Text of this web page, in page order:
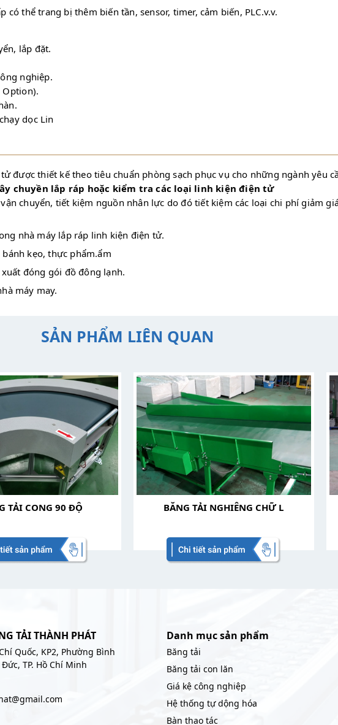
thể trang bị thêm biến tần, sensor, timer, cảm biến, PLC.v.v.
lắp đặt.
nghiệp.
Option).
dọc Lin
được thiết kế theo tiêu chuẩn phòng sạch phục vụ cho những ngành yêu
chuyền lắp ráp hoặc kiểm tra các loại linh kiện điện tử
chuyển, tiết kiệm nguồn nhân lực do đó tiết kiệm các loại chi phí giảm
nhà máy lắp ráp linh kiện điện tử.
kẹo, thực phẩm.ẩm
đóng gói đồ đông lạnh.
máy may.
SẢN PHẨM LIÊN QUAN
TẢI CONG 90 ĐỘ BĂNG TẢI NGHIÊNG CHỮ L
TẢI THÀNH PHÁT
Quốc, KP2, Phường Bình
TP. Hồ Chí Minh
Danh mục sản phẩm
Băng tải
Băng tải con lăn
Giá kệ công nghiệp
Hệ thống tự dộng hóa
Bàn thao tác